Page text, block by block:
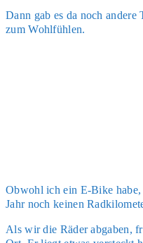
Dann gab es da noch
zum Wohl­füh­len.
Obwohl ich ein E-Bike habe,
Jahr noch kei­nen
Als wir die Räder abga­ben,